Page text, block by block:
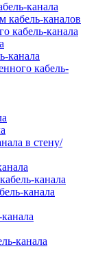
канала
кабель-каналов
кабель-канала
канала
кабель-
в стену/
канала
канала
канала